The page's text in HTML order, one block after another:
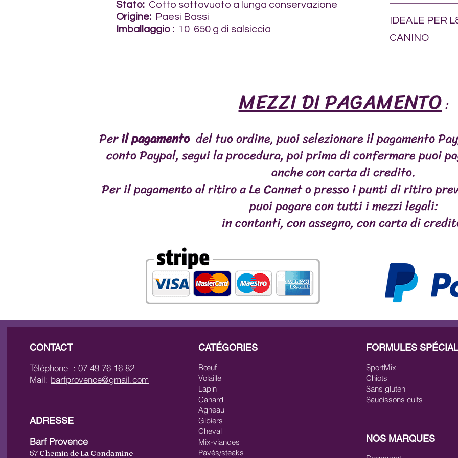
accoglienza FORMULES SPÉCIALES VIANDES POISSONS
Stato: Cotto sottovuoto a lunga conservazione
Origine: Paesi Bassi
Imballaggio : 10 650 g di salsiccia
vitamine
quindi essere
quella di avere un
NATURIS
composto per cani
fecola di patate,
Componenti
grezzi 8-12%,
consiglio
Contenuto: 650 g
Naturis è prodotta
nostre carni fresche
vitamine per il tuo
Per mantenere la
e poi sigillata
modo salutare per
sono molto meglio
valore nutritivo e
IDEALE PER
CANINO
MEZZI DI PAGAMENTO:
Peril pagamento del tuo ordine, puoi selezionare il pagamento
conto Paypal, segui la procedura, poi prima di confermare puoi
anche con carta di credito.
Per il pagamento al ritiro a Le Cannet o presso i punti di ritiro
puoi pagare con tutti i mezzi legali:
in contanti, con assegno, con carta di
CONTACT
Téléphone : 07 49 76 16 82
Mail: barfprovence@gmail.com
ADRESSE
Barf Provence
57 Chemin de La Condamine
CATÉGORIES
Bœuf
Volaille
Lapin
Agneau
Canard
Gibiers
Cheval
Mix-viandes
Pavés/steaks
FORMULES
SportMix
Chiots
Sans gluten
Saucissons cuits
NOS MARQUES